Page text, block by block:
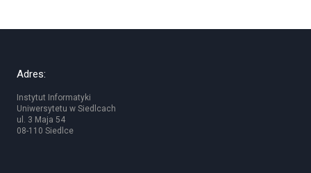
Adres:
Instytut Informatyki
Uniwersytetu w Siedlcach
ul. 3 Maja 54
08-110 Siedlce